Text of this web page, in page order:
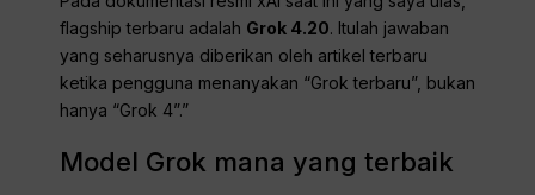
flagship terbaru adalah Grok 4.20. Itulah jawaban
yang seharusnya diberikan oleh artikel terbaru
ketika pengguna menanyakan “Grok terbaru”, bukan
hanya “Grok 4”.”
Model Grok mana yang terbaik